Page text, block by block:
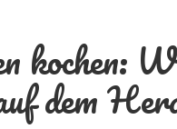
kochen:
dem